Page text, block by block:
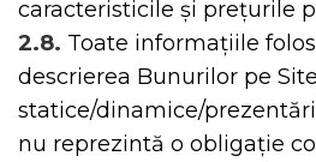
caracteristicile și preţurile
2.8. Toate informațiile
descrierea Bunurilor pe
statice/dinamice/
nu reprezintă o obligație